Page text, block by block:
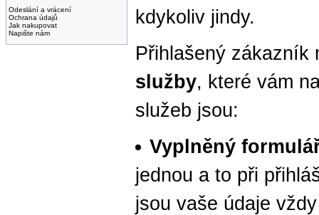
Odeslání a vrácení
Ochrana údajů
Jak nakupovat
Napište nám
kdykoliv jindy.
Přihlašený
služby, které vám
služeb jsou:
Vyplněný
jednou a to při
jsou vaše údaje